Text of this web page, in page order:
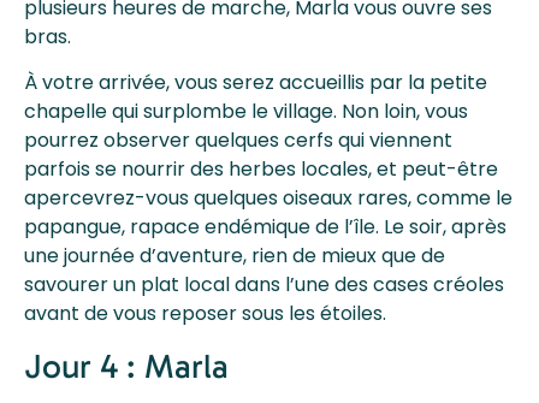
plusieurs heures de marche, Marla vous ouvre ses
bras.
À votre arrivée, vous serez accueillis par la petite
chapelle qui surplombe le village. Non loin, vous
pourrez observer quelques cerfs qui viennent
parfois se nourrir des herbes locales, et peut-être
apercevrez-vous quelques oiseaux rares, comme le
papangue, rapace endémique de l’île. Le soir, après
une journée d’aventure, rien de mieux que de
savourer un plat local dans l’une des cases créoles
avant de vous reposer sous les étoiles.
Jour 4 : Marla